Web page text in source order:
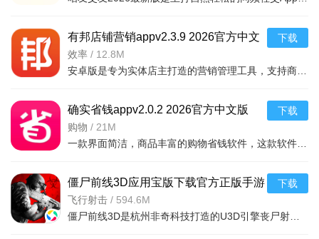
有邦店铺营销appv2.3.9 2026官方中文
版
效率 / 12.8M
下载
确实省钱appv2.0.2 2026官方中文版
购物 / 21M
下载
僵尸前线3D应用宝版下载官方正版手游
v1.10.16安卓版
飞行射击 / 594.6M
下载